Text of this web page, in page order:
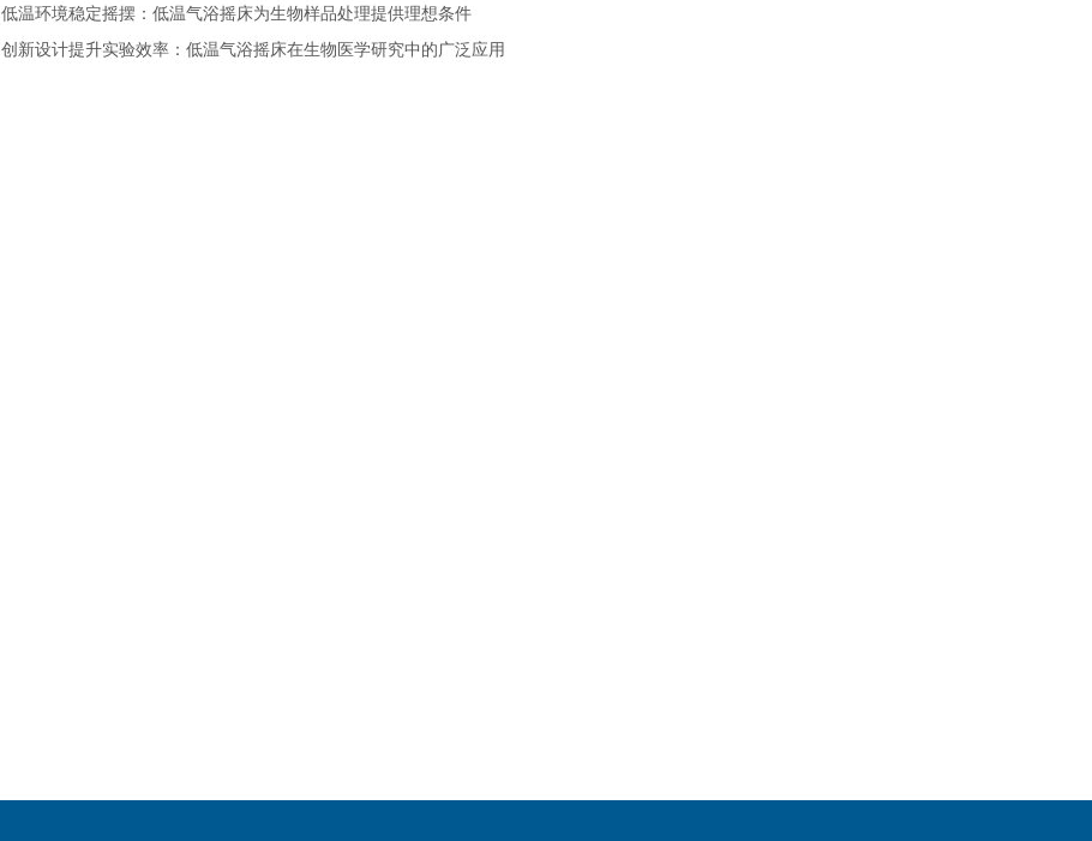
低温环境稳定摇摆：低温气浴摇床为生物样品处理提供理想条件
创新设计提升实验效率：低温气浴摇床在生物医学研究中的广泛应用